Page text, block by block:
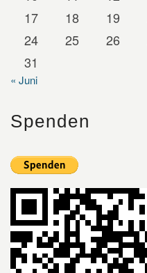
17
18 19
24
25 26
31
« Juni
Spenden